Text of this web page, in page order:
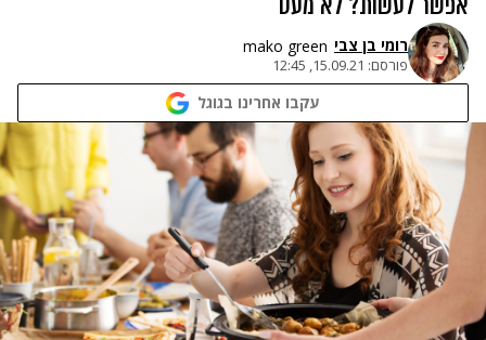
רומי בן צבי mako green
פורסם: 15.09.21, 12:45
עקבו אחרינו בגוגל